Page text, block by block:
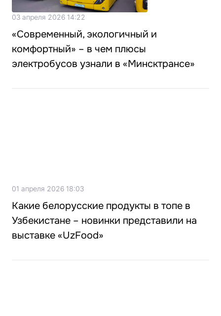
03 апреля 2026 14:22
«Современный, экологичный и
комфортный» – в чем плюсы
электробусов узнали в «Минсктрансе»
01 апреля 2026 18:03
Какие белорусские продукты в топе в
Узбекистане – новинки представили на
выставке «UzFood»